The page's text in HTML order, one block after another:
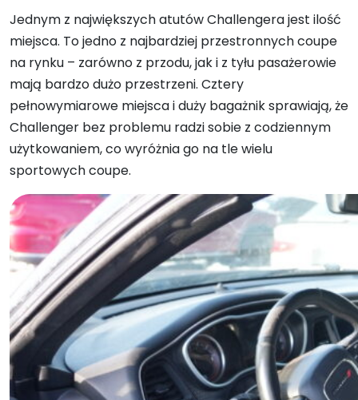
Jednym z największych atutów Challengera jest ilość
miejsca. To jedno z najbardziej przestronnych coupe
na rynku – zarówno z przodu, jak i z tyłu pasażerowie
mają bardzo dużo przestrzeni. Cztery
pełnowymiarowe miejsca i duży bagażnik sprawiają, że
Challenger bez problemu radzi sobie z codziennym
użytkowaniem, co wyróżnia go na tle wielu
sportowych coupe.